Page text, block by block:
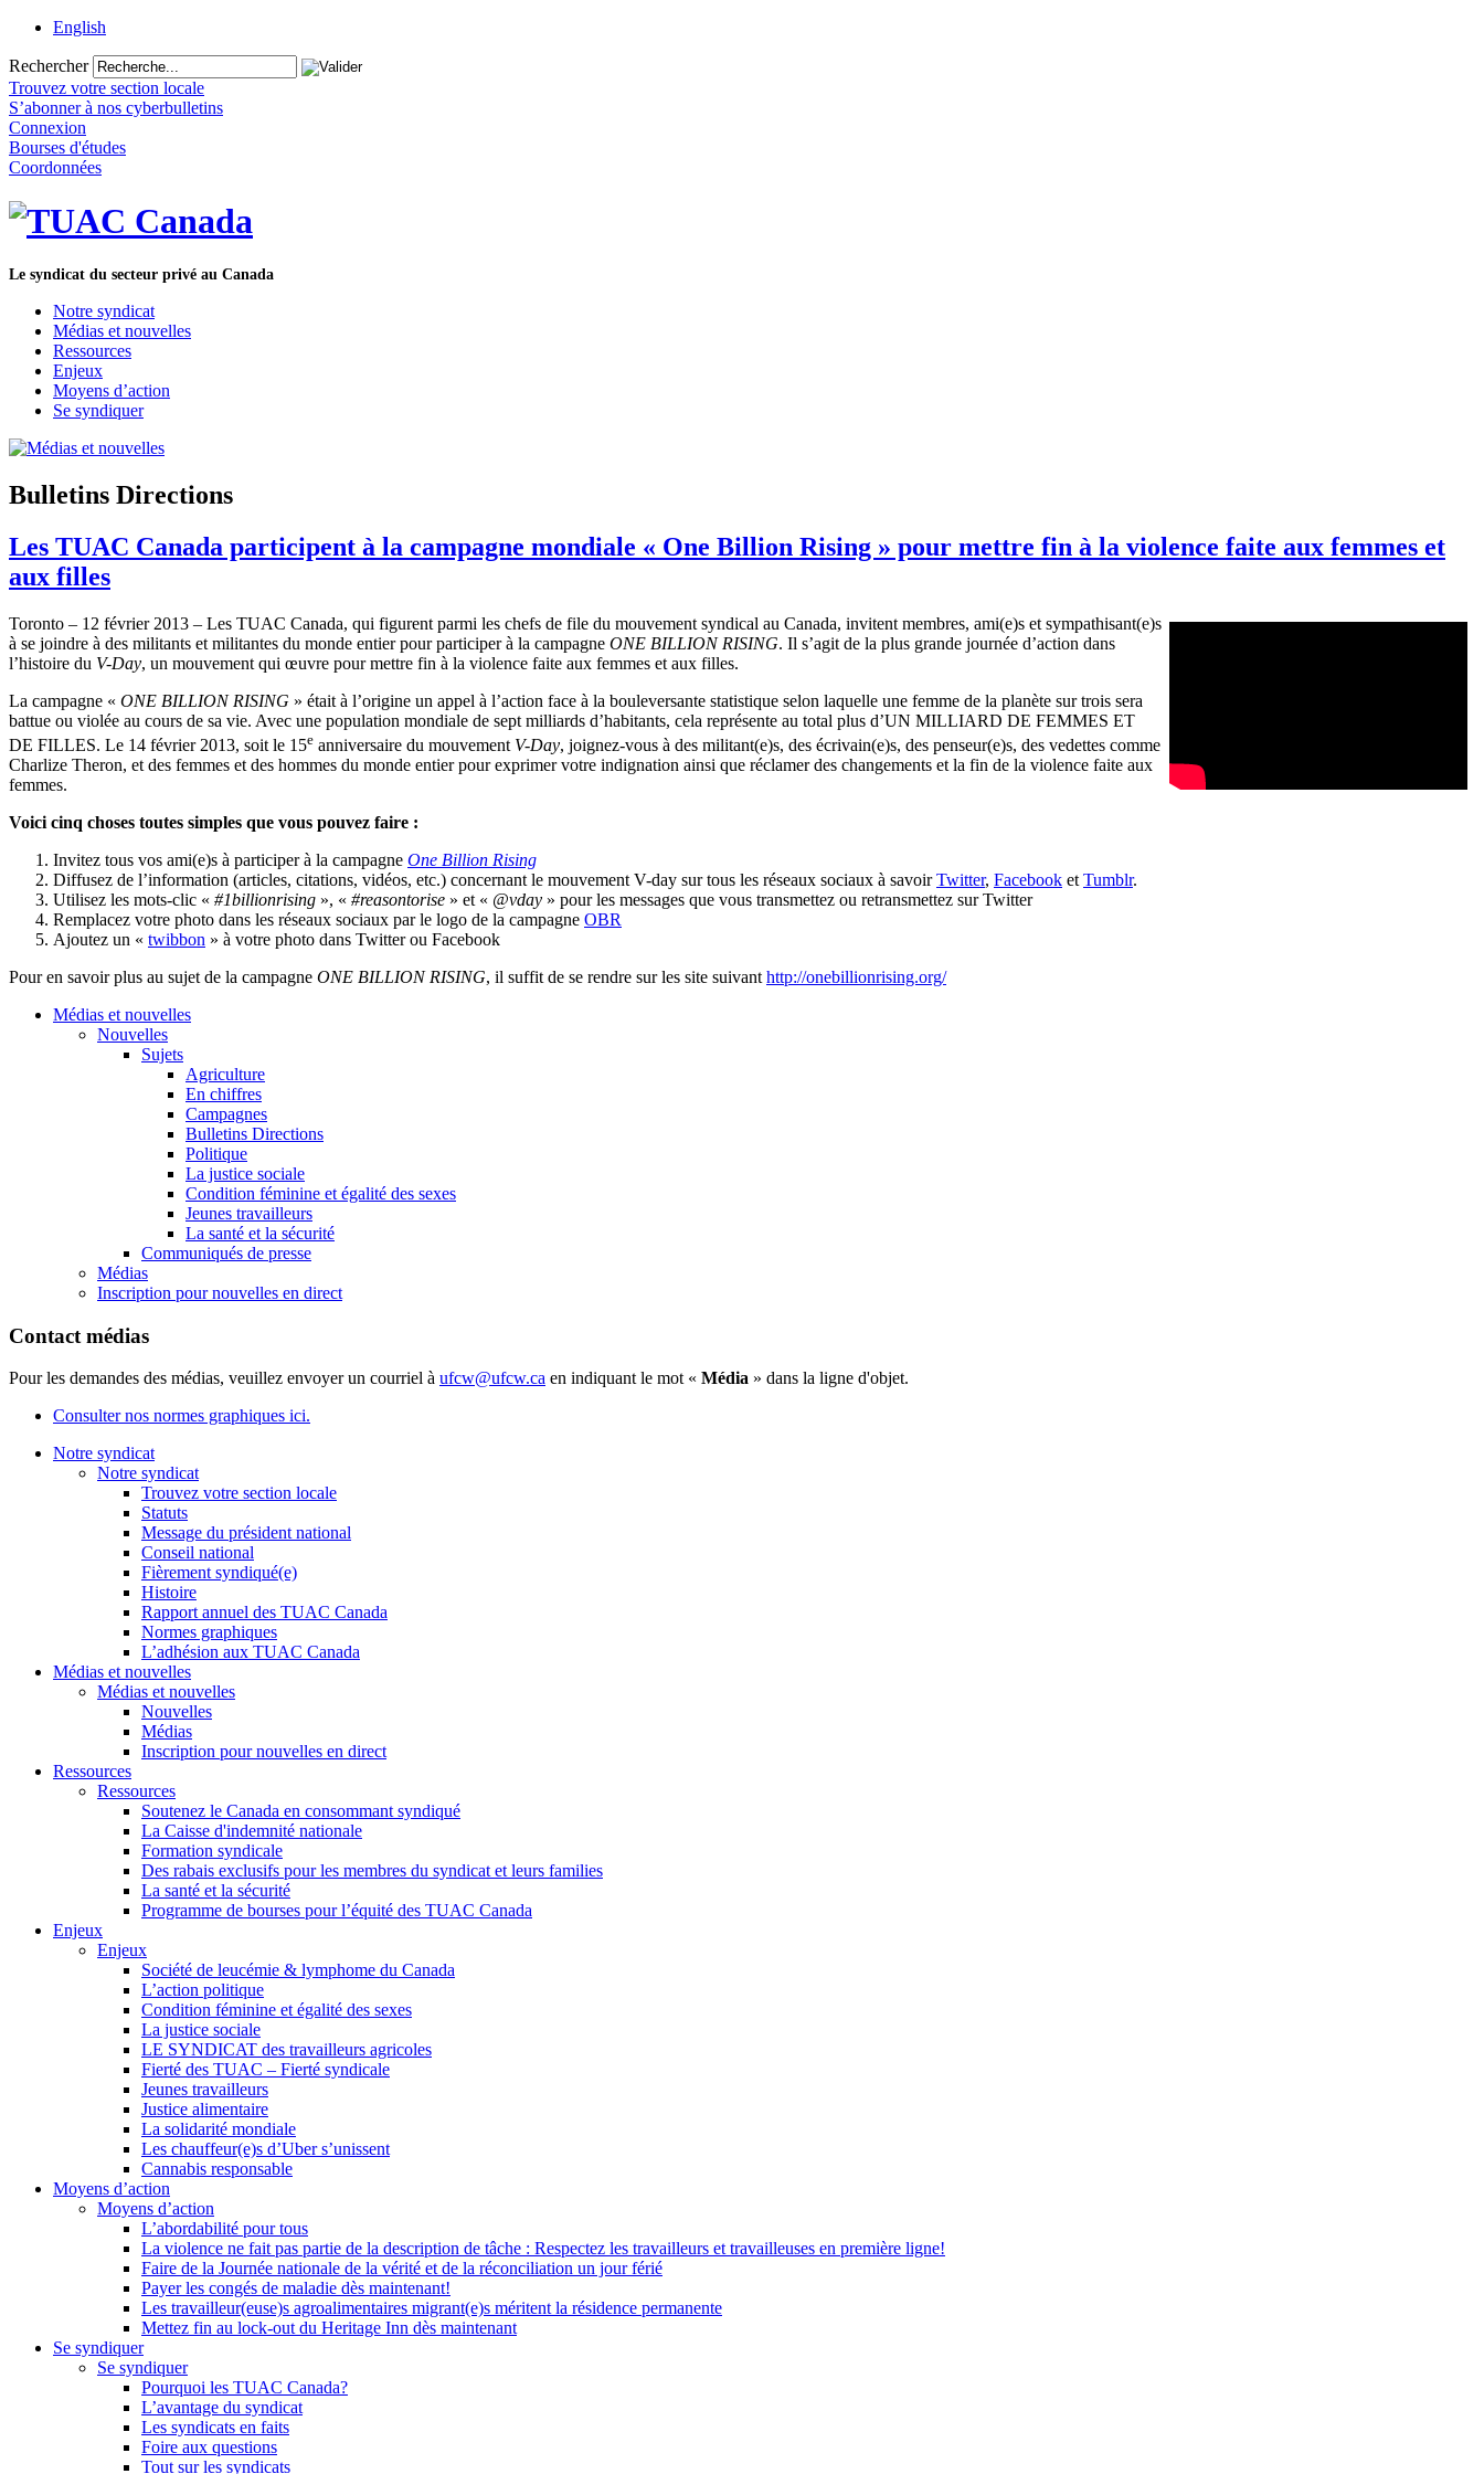
English
Rechercher
Trouvez votre section locale
S’abonner à nos cyberbulletins
Connexion
Bourses d'études
Coordonnées
Le syndicat du secteur privé au Canada
Notre syndicat
Médias et nouvelles
Ressources
Enjeux
Moyens d’action
Se syndiquer
Bulletins Directions
Les TUAC Canada participent à la campagne mondiale « One Billion Rising » pour mettre fin à la violence faite aux femmes et
aux filles
Toronto – 12 février2013 – Les TUAC Canada, qui figurent parmi les chefs de file du mouvement syndical au Canada, invitent membres, ami(e)s et sympathisant(e)s
à se joindre à des militants et militantes du monde entierpourparticiper à la campagne ONE BILLION RISING. Il s’agit de la plus grande journée d’action dans
l’histoire du V-Day, un mouvement qui œuvre pourmettre fin à la violence faite aux femmes et aux filles.
La campagne « ONE BILLION RISING » était à l’origine un appel à l’action face à la bouleversante statistique selon laquelle une femme de la planète sur trois sera
battue ou violée au cours de sa vie. Avec une population mondiale de sept milliards d’habitants, cela représente au total plus d’UN MILLIARD DE FEMMES ET
DE FILLES. Le 14 février2013, soit le 15e anniversaire du mouvement V-Day, joignez-vous à des militant(e)s, des écrivain(e)s, des penseur(e)s, des vedettes comme
Charlize Theron, et des femmes et des hommes du monde entierpourexprimer votre indignation ainsi que réclamerdes changements et la fin de la violence faite aux
femmes.
Voici cinq choses toutes simples que vous pouvez faire :
Invitez tous vos ami(e)s à participer à la campagne One Billion Rising
Diffusez de l’information (articles, citations, vidéos, etc.) concernant le mouvement V-day sur tous les réseaux sociaux à savoirTwitter, Facebook et Tumblr.
Utilisez les mots-clic « #1billionrising », « #reasontorise » et « @vday » pour les messages que vous transmettez ou retransmettez surTwitter
Remplacez votre photo dans les réseaux sociaux par le logo de la campagne OBR
Ajoutez un « twibbon » à votre photo dans Twitterou Facebook
Pour en savoir plus au sujet de la campagne ONE BILLION RISING, il suffit de se rendre surles site suivant http://onebillionrising.org/
Médias et nouvelles
Nouvelles
Sujets
Agriculture
En chiffres
Campagnes
Bulletins Directions
Politique
La justice sociale
Condition féminine et égalité des sexes
Jeunes travailleurs
La santé et la sécurité
Communiqués de presse
Médias
Inscription pour nouvelles en direct
Contact médias
Pour les demandes des médias, veuillez envoyer un courriel à ufcw@ufcw.ca en indiquant le mot « Média » dans la ligne d'objet.
Consulter nos normes graphiques ici.
Notre syndicat
Notre syndicat
Trouvez votre section locale
Statuts
Message du président national
Conseil national
Fièrement syndiqué(e)
Histoire
Rapport annuel des TUAC Canada
Normes graphiques
L’adhésion aux TUAC Canada
Médias et nouvelles
Médias et nouvelles
Nouvelles
Médias
Inscription pour nouvelles en direct
Ressources
Ressources
Soutenez le Canada en consommant syndiqué
La Caisse d'indemnité nationale
Formation syndicale
Des rabais exclusifs pour les membres du syndicat et leurs families
La santé et la sécurité
Programme de bourses pour l’équité des TUAC Canada
Enjeux
Enjeux
Société de leucémie & lymphome du Canada
L’action politique
Condition féminine et égalité des sexes
La justice sociale
LE SYNDICAT des travailleurs agricoles
Fierté des TUAC – Fierté syndicale
Jeunes travailleurs
Justice alimentaire
La solidarité mondiale
Les chauffeur(e)s d’Uber s’unissent
Cannabis responsable
Moyens d’action
Moyens d’action
L’abordabilité pour tous
La violence ne fait pas partie de la description de tâche : Respectez les travailleurs et travailleuses en première ligne!
Faire de la Journée nationale de la vérité et de la réconciliation un jour férié
Payer les congés de maladie dès maintenant!
Les travailleur(euse)s agroalimentaires migrant(e)s méritent la résidence permanente
Mettez fin au lock-out du Heritage Inn dès maintenant
Se syndiquer
Se syndiquer
Pourquoi les TUAC Canada?
L’avantage du syndicat
Les syndicats en faits
Foire aux questions
Tout sur les syndicats